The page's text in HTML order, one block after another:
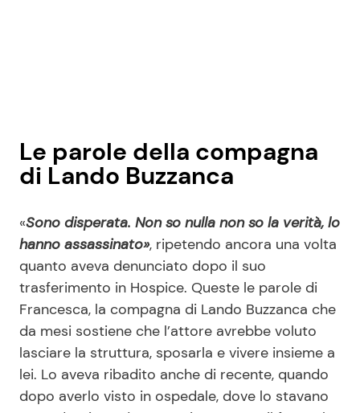
Le parole della compagna
di Lando Buzzanca
«Sono disperata. Non so nulla non so la verità, lo
hanno assassinato», ripetendo ancora una volta
quanto aveva denunciato dopo il suo
trasferimento in Hospice. Queste le parole di
Francesca, la compagna di Lando Buzzanca che
da mesi sostiene che l’attore avrebbe voluto
lasciare la struttura, sposarla e vivere insieme a
lei. Lo aveva ribadito anche di recente, quando
dopo averlo visto in ospedale, dove lo stavano